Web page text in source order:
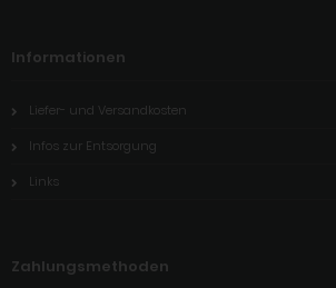
Informationen
Liefer- und Versandkosten
Infos zur Entsorgung
Links
Zahlungsmethoden